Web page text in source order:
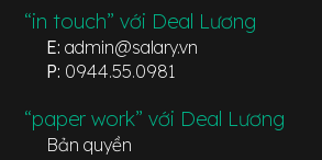
“in touch” với Deal Lương
E: admin@salary.vn
P: 0944.55.0981
“paper work” với Deal Lương
Bản quyền